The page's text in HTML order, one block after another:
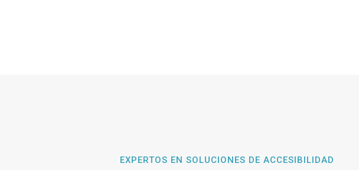
EXPERTOS EN SOLUCIONES DE ACCESIBILIDAD